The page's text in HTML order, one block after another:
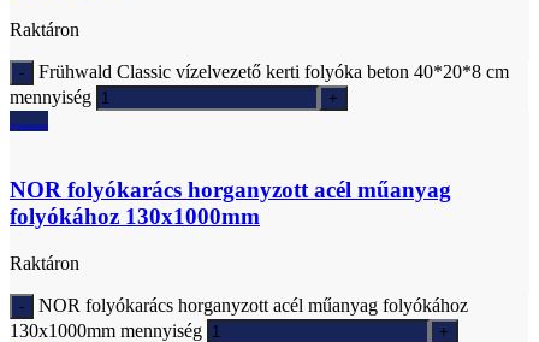
Raktáron
Frühwald Classic vízelvezető kerti folyóka beton 40*20*8 cm
mennyiség
Ajánlatkérés
NOR folyókarács horganyzott acél műanyag
folyókához 130x1000mm
Raktáron
NOR folyókarács horganyzott acél műanyag folyókához
130x1000mm mennyiség